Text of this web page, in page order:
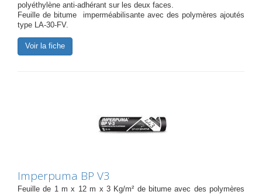
polyéthylène anti-adhérant sur les deux faces.
Feuille de bitume imperméabilisante avec des polymères ajoutés
type LA-30-FV.
Voir la fiche
Imperpuma BP V3
Feuille de 1 m x 12 m x 3 Kg/m² de bitume avec des polymères